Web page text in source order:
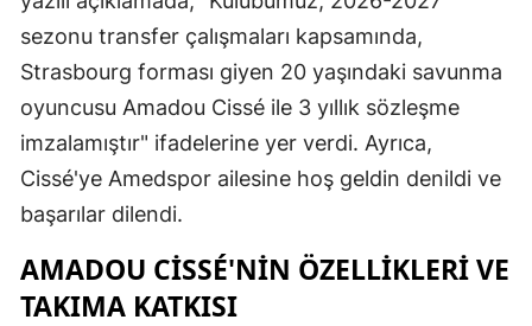
Manisa
Mardin
Nevşehir
sezonu transfer çalışmaları kapsamında,
Strasbourg forması giyen 20 yaşındaki savunma
oyuncusu Amadou Cissé ile 3 yıllık sözleşme
imzalamıştır" ifadelerine yer verdi. Ayrıca,
Cissé'ye Amedspor ailesine hoş geldin denildi ve
başarılar dilendi.
AMADOU CISSÉ'NIN ÖZELLIKLERI VE
TAKIMA KATKISI